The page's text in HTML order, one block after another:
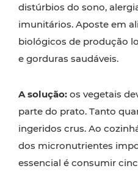
distúrbios do sono,
imunitários. Aposte em
biológicos de produção
e gorduras saudáveis.
A solução: os vegetais
parte do prato. Tanto
ingeridos crus. Ao
dos micronutrientes
essencial é consumir